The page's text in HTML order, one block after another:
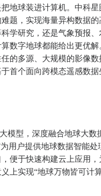
地球装进计算机。中科
题，实现海量异构数据
学研究，还是气象预报
数字地球都能给出更优解
的多源、大规模的影像
首个面向跨模态遥感数
模型，深度融合地球大
用户提供地球数据智能
便于快速构建云上应用
上实现“地球万物皆可计